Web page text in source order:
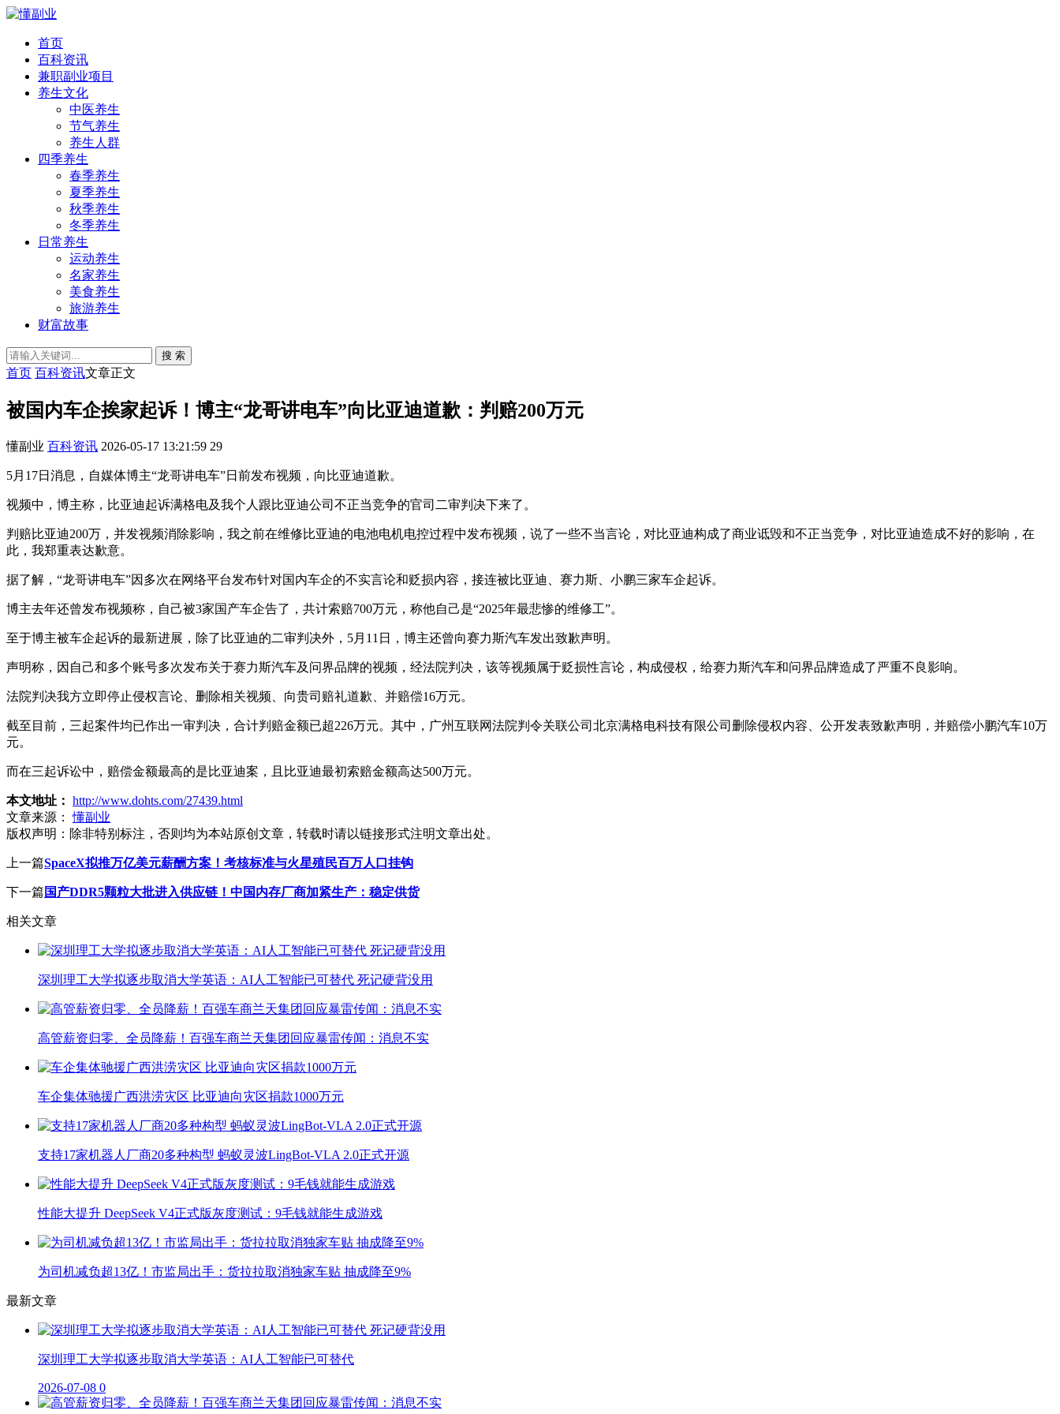
首页
百科资讯
兼职副业项目
养生文化
中医养生
节气养生
养生人群
四季养生
春季养生
夏季养生
秋季养生
冬季养生
日常养生
运动养生
名家养生
美食养生
旅游养生
财富故事
搜 索
首页 百科资讯文章正文
被国内车企挨家起诉！博主“龙哥讲电车”向比亚迪道歉：判赔200万元
懂副业 百科资讯 2026-05-17 13:21:59 29
5月17日消息，自媒体博主“龙哥讲电车”日前发布视频，向比亚迪道歉。
视频中，博主称，比亚迪起诉满格电及我个人跟比亚迪公司不正当竞争的官司二审判决下来了。
判赔比亚迪200万，并发视频消除影响，我之前在维修比亚迪的电池电机电控过程中发布视频，说了一些不当言论，对比亚迪构成了商业诋毁和不正当竞争，对比亚迪造成不好的影响，在
此，我郑重表达歉意。
据了解，“龙哥讲电车”因多次在网络平台发布针对国内车企的不实言论和贬损内容，接连被比亚迪、赛力斯、小鹏三家车企起诉。
博主去年还曾发布视频称，自己被3家国产车企告了，共计索赔700万元，称他自己是“2025年最悲惨的维修工”。
至于博主被车企起诉的最新进展，除了比亚迪的二审判决外，5月11日，博主还曾向赛力斯汽车发出致歉声明。
声明称，因自己和多个账号多次发布关于赛力斯汽车及问界品牌的视频，经法院判决，该等视频属于贬损性言论，构成侵权，给赛力斯汽车和问界品牌造成了严重不良影响。
法院判决我方立即停止侵权言论、删除相关视频、向贵司赔礼道歉、并赔偿16万元。
截至目前，三起案件均已作出一审判决，合计判赔金额已超226万元。其中，广州互联网法院判令关联公司北京满格电科技有限公司删除侵权内容、公开发表致歉声明，并赔偿小鹏汽车10万
元。
而在三起诉讼中，赔偿金额最高的是比亚迪案，且比亚迪最初索赔金额高达500万元。
本文地址： http://www.dohts.com/27439.html
文章来源：
懂副业
版权声明： 除非特别标注，否则均为本站原创文章，转载时请以链接形式注明文章出处。
上一篇SpaceX拟推万亿美元薪酬方案！考核标准与火星殖民百万人口挂钩
下一篇 国产DDR5颗粒大批进入供应链！中国内存厂商加紧生产：稳定供货
相关文章
深圳理工大学拟逐步取消大学英语：AI人工智能已可替代 死记硬背没用
高管薪资归零、全员降薪！百强车商兰天集团回应暴雷传闻：消息不实
车企集体驰援广西洪涝灾区 比亚迪向灾区捐款1000万元
支持17家机器人厂商20多种构型 蚂蚁灵波LingBot-VLA 2.0正式开源
性能大提升 DeepSeek V4正式版灰度测试：9毛钱就能生成游戏
为司机减负超13亿！市监局出手：货拉拉取消独家车贴 抽成降至9%
最新文章
深圳理工大学拟逐步取消大学英语：AI人工智能已可替代
2026-07-08 0